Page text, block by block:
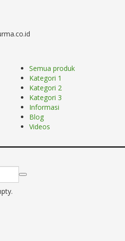
Semua produk
Kategori 1
Kategori 2
Kategori 3
Informasi
Blog
Videos